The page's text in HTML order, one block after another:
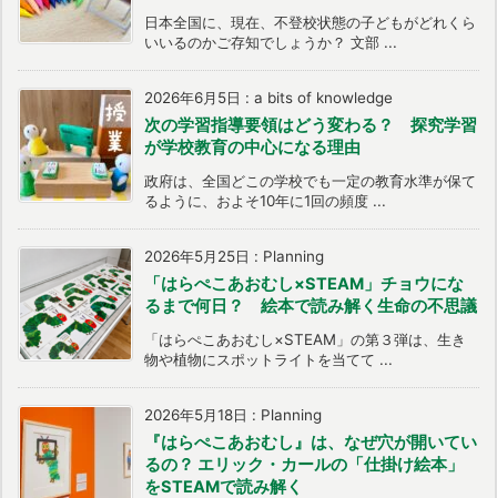
日本全国に、現在、不登校状態の子どもがどれくら
いいるのかご存知でしょうか？ 文部 ...
2026年6月5日 : a bits of knowledge
次の学習指導要領はどう変わる？ 探究学習
が学校教育の中心になる理由
政府は、全国どこの学校でも一定の教育水準が保て
るように、およそ10年に1回の頻度 ...
2026年5月25日 : Planning
「はらぺこあおむし×STEAM」チョウにな
るまで何日？ 絵本で読み解く生命の不思議
「はらぺこあおむし×STEAM」の第３弾は、生き
物や植物にスポットライトを当てて ...
2026年5月18日 : Planning
『はらぺこあおむし』は、なぜ穴が開いてい
るの？ エリック・カールの「仕掛け絵本」
をSTEAMで読み解く